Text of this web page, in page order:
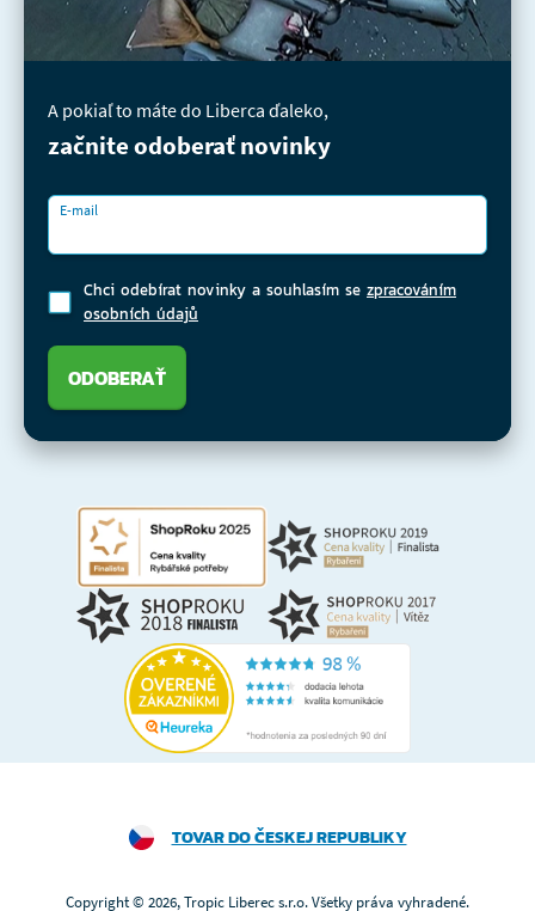
A pokiaľ to máte do Liberca ďaleko,
začnite odoberať novinky
E-mail
Chci odebírat novinky a souhlasím se zpracováním
osobních údajů
ODOBERAŤ
TOVAR DO ČESKEJ REPUBLIKY
Copyright © 2026, Tropic Liberec s.r.o. Všetky práva vyhradené.